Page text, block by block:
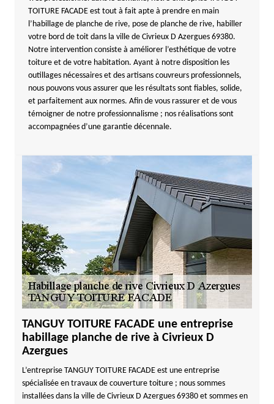
TOITURE FACADE est tout à fait apte à prendre en main
l’habillage de planche de rive, pose de planche de rive, habiller
votre bord de toit dans la ville de Civrieux D Azergues 69380.
Notre intervention consiste à améliorer l’esthétique de votre
toiture et de votre habitation. Ayant à notre disposition les
outillages nécessaires et des artisans couvreurs professionnels,
nous pouvons vous assurer que les résultats sont fiables, solide,
et parfaitement aux normes. Afin de vous rassurer et de vous
témoigner de notre professionnalisme ; nos réalisations sont
accompagnées d’une garantie décennale.
TANGUY TOITURE FACADE une entreprise
habillage planche de rive à Civrieux D
Azergues
L’entreprise TANGUY TOITURE FACADE est une entreprise
spécialisée en travaux de couverture toiture ; nous sommes
installées dans la ville de Civrieux D Azergues 69380 et sommes en